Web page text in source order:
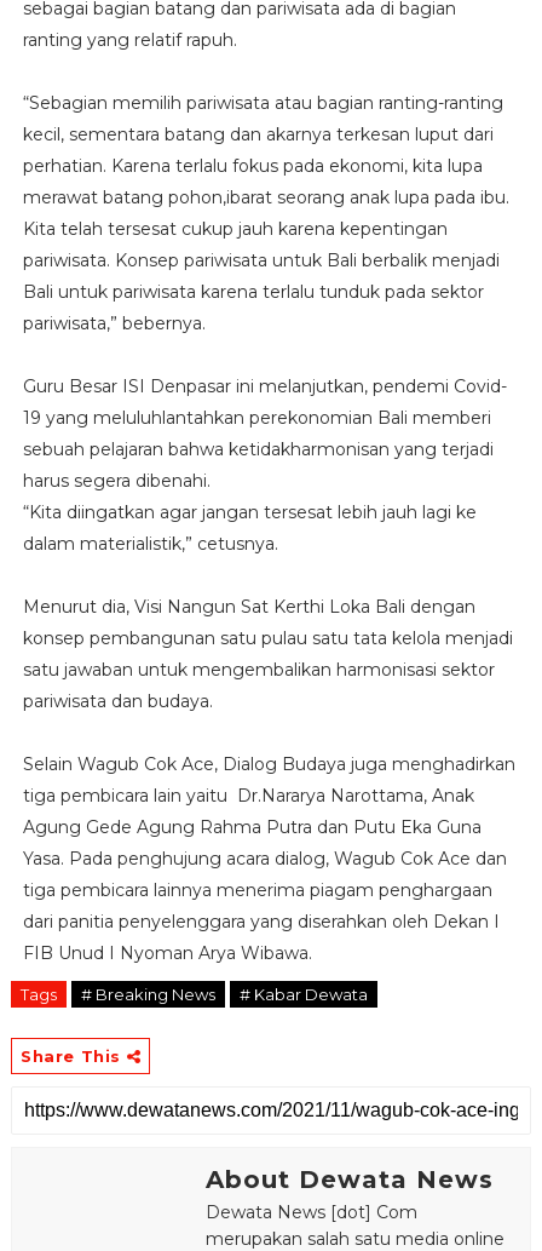
sebagai bagian batang dan pariwisata ada di bagian
ranting yang relatif rapuh.
“Sebagian memilih pariwisata atau bagian ranting-ranting
kecil, sementara batang dan akarnya terkesan luput dari
perhatian. Karena terlalu fokus pada ekonomi, kita lupa
merawat batang pohon,ibarat seorang anak lupa pada ibu.
Kita telah tersesat cukup jauh karena kepentingan
pariwisata. Konsep pariwisata untuk Bali berbalik menjadi
Bali untuk pariwisata karena terlalu tunduk pada sektor
pariwisata,” bebernya.
Guru Besar ISI Denpasar ini melanjutkan, pendemi Covid-
19 yang meluluhlantahkan perekonomian Bali memberi
sebuah pelajaran bahwa ketidakharmonisan yang terjadi
harus segera dibenahi.
“Kita diingatkan agar jangan tersesat lebih jauh lagi ke
dalam materialistik,” cetusnya.
Menurut dia, Visi Nangun Sat Kerthi Loka Bali dengan
konsep pembangunan satu pulau satu tata kelola menjadi
satu jawaban untuk mengembalikan harmonisasi sektor
pariwisata dan budaya.
Selain Wagub Cok Ace, Dialog Budaya juga menghadirkan
tiga pembicara lain yaitu Dr.Nararya Narottama, Anak
Agung Gede Agung Rahma Putra dan Putu Eka Guna
Yasa. Pada penghujung acara dialog, Wagub Cok Ace dan
tiga pembicara lainnya menerima piagam penghargaan
dari panitia penyelenggara yang diserahkan oleh Dekan I
FIB Unud I Nyoman Arya Wibawa.
Tags # Breaking News # Kabar Dewata
Share This
About Dewata News
Dewata News [dot] Com
merupakan salah satu media online